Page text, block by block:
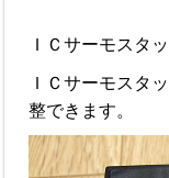
ＩＣサーモスタ
ＩＣサーモスタ
整できます。